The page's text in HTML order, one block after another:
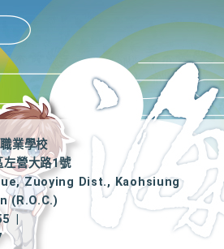
業學校
營大路1號
Zuoying Dist., Kaohsiung
(R.O.C.)
|